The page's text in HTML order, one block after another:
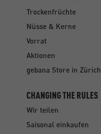
Trockenfrüchte
Nüsse & Kerne
Vorrat
Aktionen
gebana Store in Zürich
CHANGING THE RULES
Wir teilen
Saisonal einkaufen